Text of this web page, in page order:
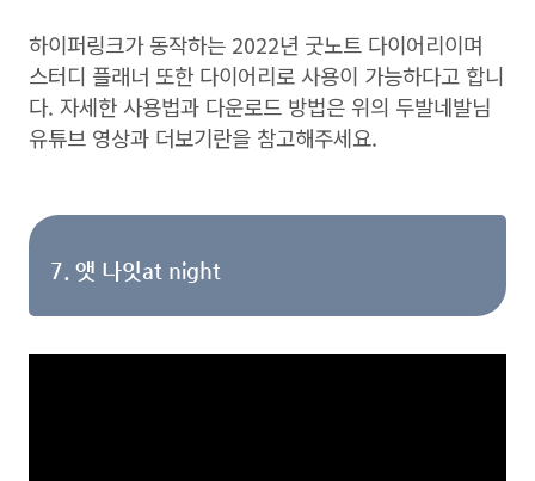
하이퍼링크가 동작하는 2022년 굿노트 다이어리이며
스터디 플래너 또한 다이어리로 사용이 가능하다고 합니
다. 자세한 사용법과 다운로드 방법은 위의 두발네발님
유튜브 영상과 더보기란을 참고해주세요.
7. 앳 나잇at night